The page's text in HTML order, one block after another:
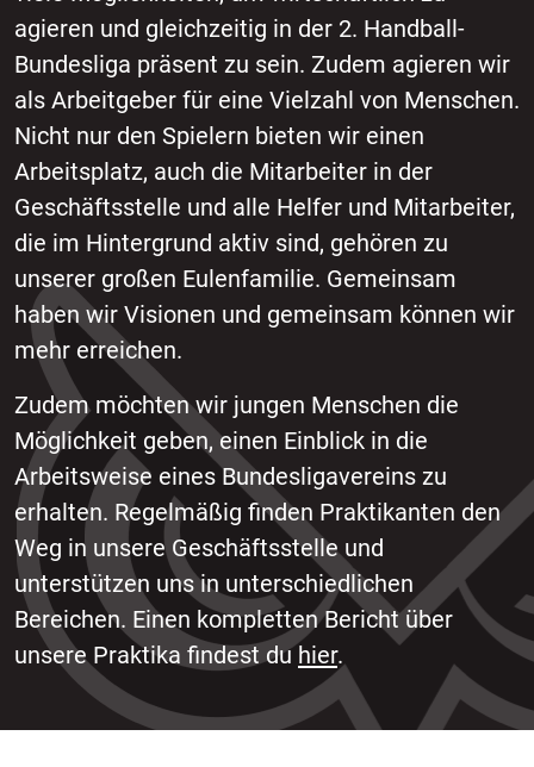
agieren und gleichzeitig in der 2. Handball-
Bundesliga präsent zu sein. Zudem agieren wir
als Arbeitgeber für eine Vielzahl von Menschen.
Nicht nur den Spielern bieten wir einen
Arbeitsplatz, auch die Mitarbeiter in der
Geschäftsstelle und alle Helfer und Mitarbeiter,
die im Hintergrund aktiv sind, gehören zu
unserer großen Eulenfamilie. Gemeinsam
haben wir Visionen und gemeinsam können wir
mehr erreichen.
Zudem möchten wir jungen Menschen die
Möglichkeit geben, einen Einblick in die
Arbeitsweise eines Bundesligavereins zu
erhalten. Regelmäßig finden Praktikanten den
Weg in unsere Geschäftsstelle und
unterstützen uns in unterschiedlichen
Bereichen. Einen kompletten Bericht über
unsere Praktika findest du hier.